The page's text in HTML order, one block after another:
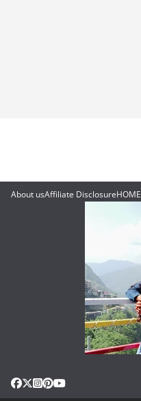
About usAffiliate DisclosureHOME